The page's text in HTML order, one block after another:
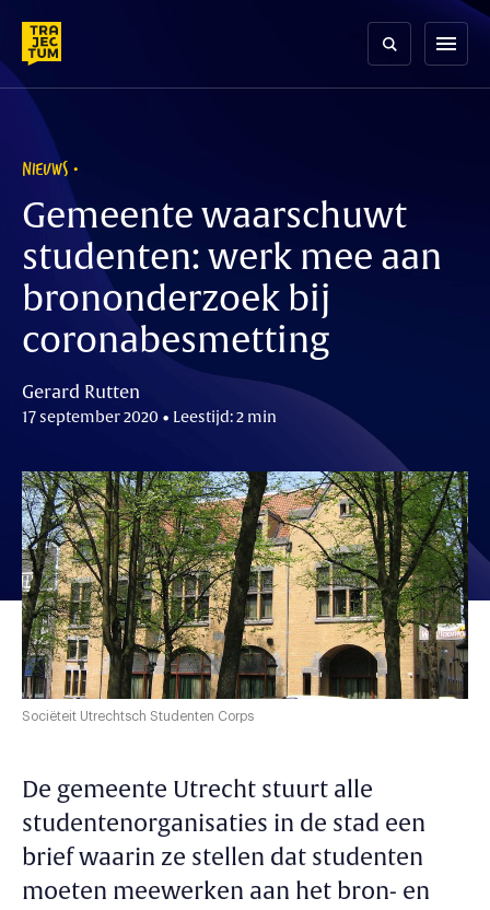
content
menu
NIEUWS
Gemeente waarschuwt
studenten: werk mee aan
brononderzoek bij
coronabesmetting
Gerard Rutten
17 september 2020 • Leestijd: 2 min
Sociëteit Utrechtsch Studenten Corps
De gemeente Utrecht stuurt alle
studentenorganisaties in de stad een
brief waarin ze stellen dat studenten
moeten meewerken aan het bron- en